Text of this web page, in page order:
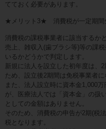
てておく必要があります。
★メリット3★ 消費税が一定期間
消費税の課税事業者に該当するか
売上、雑収入(歯ブラシ等)等の課
いるかどうかで判定します。
新規に法人を設立した初年度は、
ため、設立後2期間は免税事業者に
また、法人設立時に資本金1,000
が、医療法人では「資本金」の扱
としての金額はありません。
そのため、消費税の申告が2期(税
税となります。